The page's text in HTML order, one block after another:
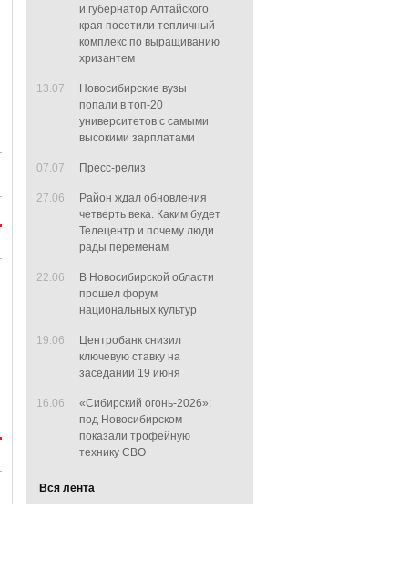
и губернатор Алтайского
края посетили тепличный
комплекс по выращиванию
хризантем
13.07
Новосибирские вузы
попали в топ-20
университетов с самыми
высокими зарплатами
07.07 Пресс-релиз
27.06
Район ждал обновления
четверть века. Каким будет
Телецентр и почему люди
рады переменам
22.06
В Новосибирской области
прошел форум
национальных культур
19.06
Центробанк снизил
ключевую ставку на
заседании 19 июня
16.06
«Сибирский огонь-2026»:
под Новосибирском
показали трофейную
технику СВО
Вся лента